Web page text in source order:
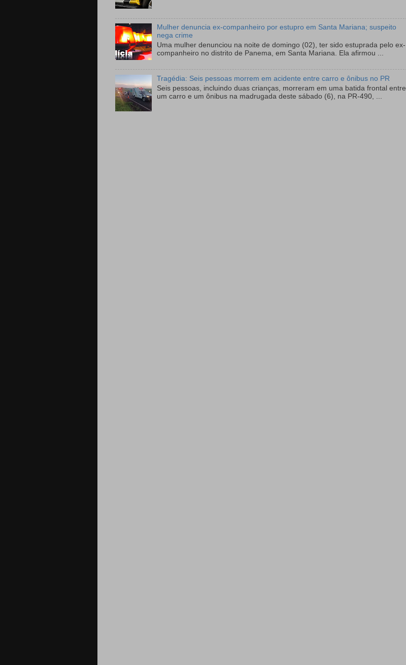
Mulher denuncia ex-companheiro por estupro em Santa Mariana; suspeito
nega crime
Uma mulher denunciou na noite de domingo (02), ter sido estuprada pelo ex-
companheiro no distrito de Panema, em Santa Mariana. Ela afirmou ...
Tragédia: Seis pessoas morrem em acidente entre carro e ônibus no PR
Seis pessoas, incluindo duas crianças, morreram em uma batida frontal entre
um carro e um ônibus na madrugada deste sábado (6), na PR-490, ...